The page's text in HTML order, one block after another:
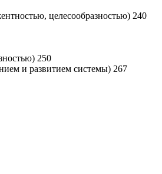
целесообразностью) 240
250
и развитием системы) 267